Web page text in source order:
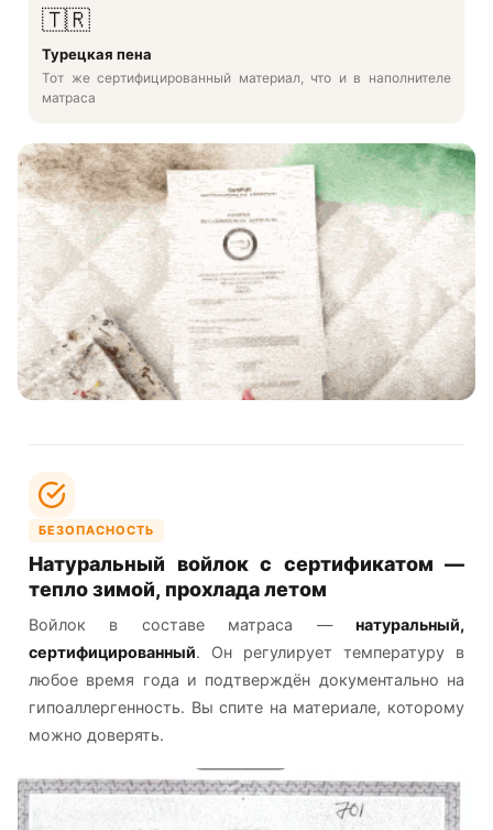
🇹🇷
Турецкая пена
Тот же сертифицированный материал, что и в наполнителе
матраса
БЕЗОПАСНОСТЬ
Натуральный войлок с сертификатом —
тепло зимой, прохлада летом
Войлок в составе матраса — натуральный,
сертифицированный. Он регулирует температуру в
любое время года и подтверждён документально на
гипоаллергенность. Вы спите на материале, которому
можно доверять.